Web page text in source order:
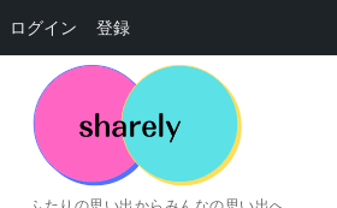
ログイン 登録